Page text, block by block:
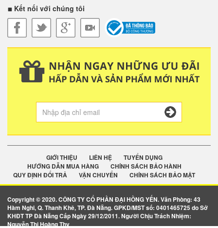
Kết nối với chúng tôi
GIỚI THIỆU LIÊN HỆ
TUYỂN DỤNG
HƯỚNG DẪN MUA HÀNG
CHÍNH SÁCH BẢO HÀNH
QUY ĐỊNH ĐỔI TRẢ
VẬN CHUYỂN CHÍNH SÁCH BẢO MẬT
Copyright © 2020. CÔNG TY CỔ PHẦN ĐẠI HỒNG YẾN. Văn Phòng: 43
Hàm Nghi, Q. Thanh Khê, TP. Đà Nẵng. GPKD/MST số: 0401465725 do Sở
KHĐT TP Đà Nẵng Cấp Ngày 29/12/2011. Người Chịu Trách Nhiệm:
Nguyễn Thị Hoàng Thy